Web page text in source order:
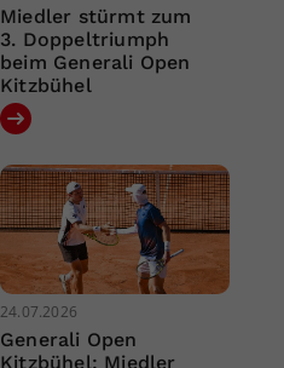
Miedler stürmt zum
3. Doppeltriumph
beim Generali Open
Kitzbühel
24.07.2026
Generali Open
Kitzbühel: Miedler